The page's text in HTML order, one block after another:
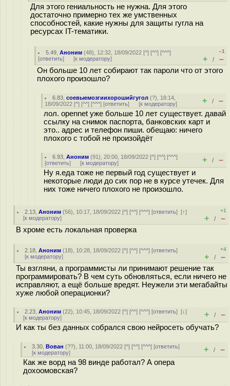
Для этого гениальность не нужна. Для этого
достаточно примерно тех же умственных
способностей, какие нужны для защиты гугла на
ресурсах IT-тематики.
5.49 ,Аноним (48), 12:32, 18/09/2022 [^] [^^] [^^^]
[ответить] [к модератору]
–1
+ / –
Он больше 10 лет собирают так пароли что от этого
плохого произошло?
6.83 ,соевыемозгиихорошийгугол (?), 18:14,
18/09/2022 [^] [^^] [^^^] [ответить] [к модератору] + / –
лол. opennet уже больше 10 лет существует. давай
ссылку на снимок паспорта, банковских карт и
это.. адрес и телефон пиши. обещаю: ничего
плохого с тобой не произойдёт
6.93 ,Аноним (91), 20:00, 18/09/2022 [^] [^^] [^^^]
[ответить] [к модератору] + / –
Ну я.еда тоже не первый год существует и
некоторые люди до сих пор не в курсе утечек. Для
них тоже ничего плохого не произошло.
2.13 ,Аноним (56), 10:17, 18/09/2022 [^] [^^] [^^^] [ответить][↑]
[к модератору]
+1
+ / –
В хроме есть локальная проверка
2.18 ,Аноним (18), 10:28, 18/09/2022 [^] [^^] [^^^] [ответить]
[к модератору]
+4
+ / –
Ты взгляни, а программисты ли принимают решение так
программировать? В чем суть обновляться, если ничего не
исправляют, а ещё больше вредят. Неужели эти мегабайты
хуже любой операционки?
2.23 ,Аноним (22), 10:45, 18/09/2022 [^] [^^] [^^^] [ответить][↓]
[к модератору] + / –
И как ты без данных собрался свою нейросеть обучать?
3.30 ,Вован (??), 11:00, 18/09/2022 [^] [^^] [^^^] [ответить]
[к модератору] + / –
Как же ворд на 98 винде работал? А опера
дохоомовская?